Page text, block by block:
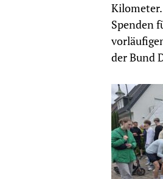
Spenden
der Bund